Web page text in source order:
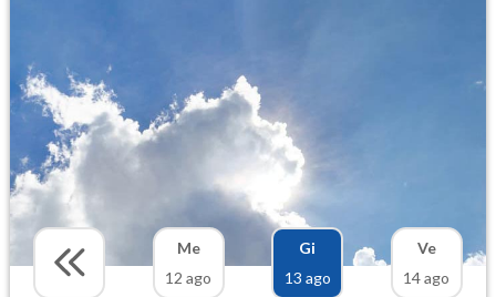
Me
12 ago
Gi
13 ago
Ve
14 ago